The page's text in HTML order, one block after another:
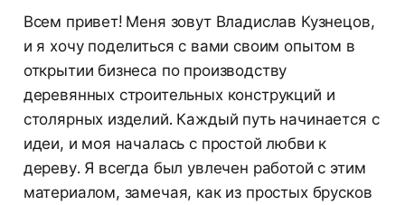
Всем привет! Меня зовут Владислав Кузнецов,
и я хочу поделиться с вами своим опытом в
открытии бизнеса по производству
деревянных строительных конструкций и
столярных изделий. Каждый путь начинается с
идеи, и моя началась с простой любви к
дереву. Я всегда был увлечен работой с этим
материалом, замечая, как из простых брусков